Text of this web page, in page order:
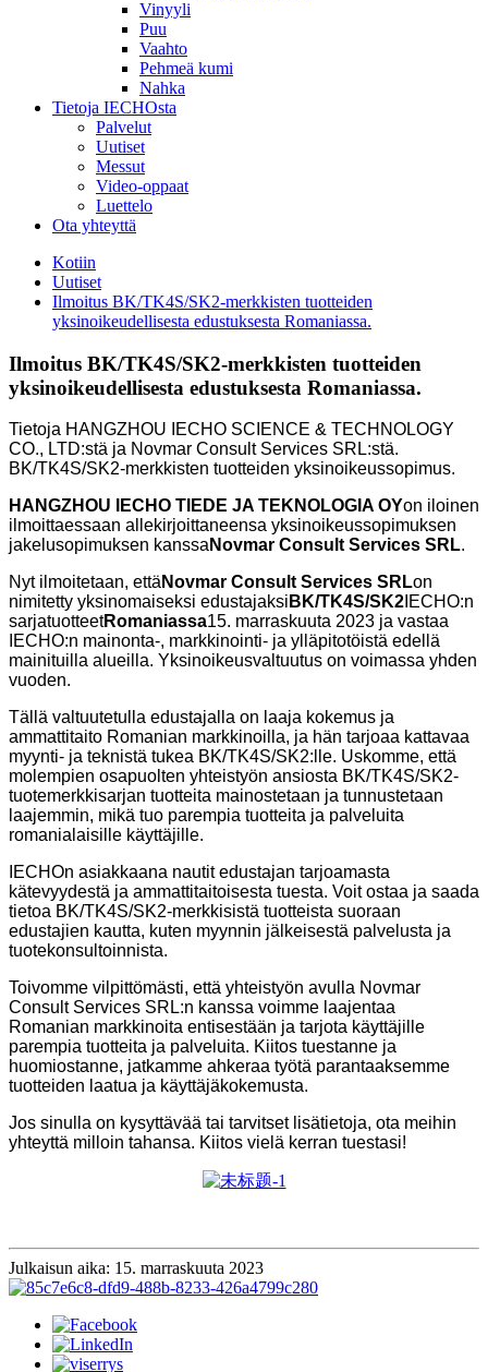
Vinyyli
Puu
Vaahto
Pehmeä kumi
Nahka
Tietoja IECHOsta
Palvelut
Uutiset
Messut
Video-oppaat
Luettelo
Ota yhteyttä
Kotiin
Uutiset
Ilmoitus BK/TK4S/SK2-merkkisten tuotteiden
yksinoikeudellisesta edustuksesta Romaniassa.
Ilmoitus BK/TK4S/SK2-merkkisten tuotteiden
yksinoikeudellisesta edustuksesta Romaniassa.
Tietoja HANGZHOU IECHO SCIENCE & TECHNOLOGY
CO., LTD:stä ja Novmar Consult Services SRL:stä.
BK/TK4S/SK2-merkkisten tuotteiden yksinoikeussopimus.
HANGZHOU IECHO TIEDE JA TEKNOLOGIA OYon iloinen
ilmoittaessaan allekirjoittaneensa yksinoikeussopimuksen
jakelusopimuksen kanssaNovmar Consult Services SRL.
Nyt ilmoitetaan, ettäNovmar Consult Services SRLon
nimitetty yksinomaiseksi edustajaksi BK/TK4S/SK2 IECHO:n
sarjatuotteetRomaniassa15. marraskuuta 2023 ja vastaa
IECHO:n mainonta-, markkinointi- ja ylläpitotöistä edellä
mainituilla alueilla. Yksinoikeusvaltuutus on voimassa yhden
vuoden.
Tällä valtuutetulla edustajalla on laaja kokemus ja
ammattitaito Romanian markkinoilla, ja hän tarjoaa kattavaa
myynti- ja teknistä tukea BK/TK4S/SK2:lle. Uskomme, että
molempien osapuolten yhteistyön ansiosta BK/TK4S/SK2-
tuotemerkkisarjan tuotteita mainostetaan ja tunnustetaan
laajemmin, mikä tuo parempia tuotteita ja palveluita
romanialaisille käyttäjille.
IECHOn asiakkaana nautit edustajan tarjoamasta
kätevyydestä ja ammattitaitoisesta tuesta. Voit ostaa ja saada
tietoa BK/TK4S/SK2-merkkisistä tuotteista suoraan
edustajien kautta, kuten myynnin jälkeisestä palvelusta ja
tuotekonsultoinnista.
Toivomme vilpittömästi, että yhteistyön avulla Novmar
Consult Services SRL:n kanssa voimme laajentaa
Romanian markkinoita entisestään ja tarjota käyttäjille
parempia tuotteita ja palveluita. Kiitos tuestanne ja
huomiostanne, jatkamme ahkeraa työtä parantaaksemme
tuotteiden laatua ja käyttäjäkokemusta.
Jos sinulla on kysyttävää tai tarvitset lisätietoja, ota meihin
yhteyttä milloin tahansa. Kiitos vielä kerran tuestasi!
Julkaisun aika: 15. marraskuuta 2023